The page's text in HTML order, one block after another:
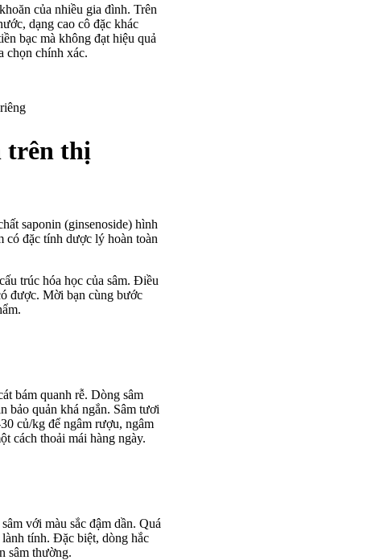
của nhiều gia đình. Trên
dạng cao cô đặc khác
bạc mà không đạt hiệu quả
chọn chính xác.
trên thị
saponin (ginsenoside) hình
có đặc tính dược lý hoàn toàn
trúc hóa học của sâm. Điều
được. Mời bạn cùng bước
bám quanh rễ. Dòng sâm
bảo quản khá ngắn. Sâm tươi
củ/kg để ngâm rượu, ngâm
cách thoải mái hàng ngày.
với màu sắc đậm dần. Quá
tính. Đặc biệt, dòng hắc
sâm thường.